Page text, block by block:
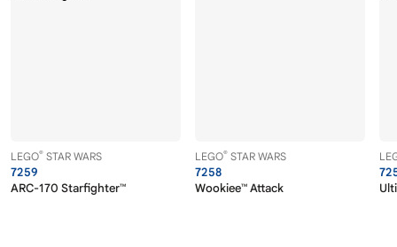
LEGO® STAR WARS
7259
ARC-170 Starfighter™
LEGO® STAR WARS
7258
Wookiee™ Attack